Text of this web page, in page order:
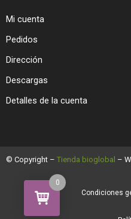
Mi cuenta
Pedidos
Dirección
Descargas
Detalles de la cuenta
© Copyright – Tienda bioglobal –
Condiciones
0